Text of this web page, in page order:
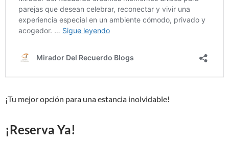
¡Tu mejor opción para una estancia inolvidable!
¡Reserva Ya!